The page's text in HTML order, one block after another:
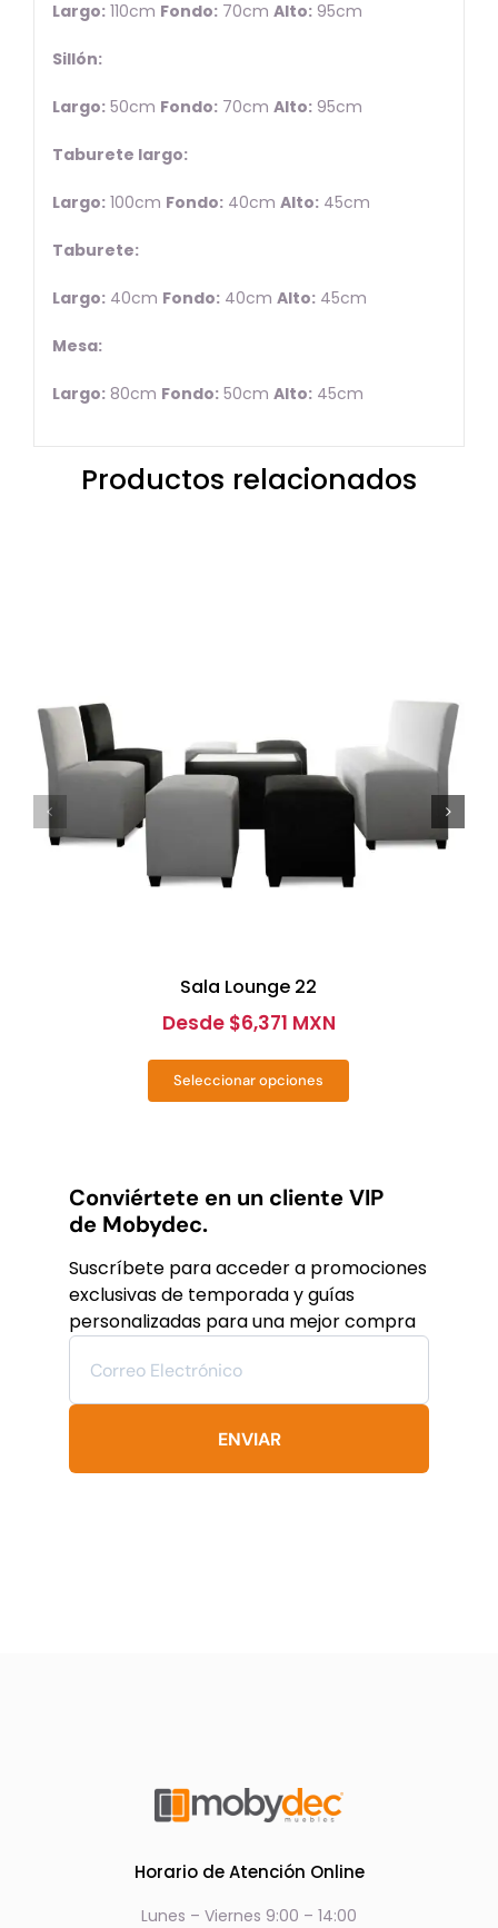
Largo:110cm Fondo:70cm Alto:95cm
Sillón:
Largo:50cm Fondo:70cm Alto:95cm
Taburete largo:
Largo:100cm Fondo:40cm Alto:45cm
Taburete:
Largo:40cm Fondo:40cm Alto:45cm
Mesa:
Largo:80cm Fondo:50cm Alto:45cm
Productos relacionados
Sala Lounge 22
Desde $6,371 MXN
Seleccionar opciones
Este
variantes.
Las
pueden
elegir
en
Conviértete en un cliente VIP
de Mobydec.
Suscríbete para acceder a promociones
exclusivas de temporada y guías
personalizadas para una mejor compra
ENVIAR
Horario de Atención Online
Lunes – Viernes 9:00 – 14:00